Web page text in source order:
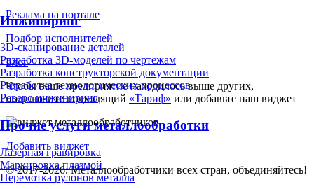
Инжиниринг
3D-сканирование деталей
Разработка 3D-моделей по чертежам
Разработка конструкторской документации
Разработка технологических процессов
Реверс-инжиниринг
Прочие услуги металлообработки
Лазерная гравировка
Маркировка плазмой
Перемотка рулонов металла
Реклама на портале
Подбор исполнителей
Блог
Чтобы ваше предприятие находилось выше других,
подключите подходящий «Тариф» или добавьте наш виджет
Добавить виджет
© 2017-2026. Металлообработчики всех стран, объединяйтесь!